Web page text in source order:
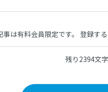
事は有料会員限定です。 登録す
残り2394文字